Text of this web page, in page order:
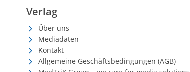
Verlag
Über uns
Mediadaten
Kontakt
Allgemeine Geschäftsbedingungen (AGB)